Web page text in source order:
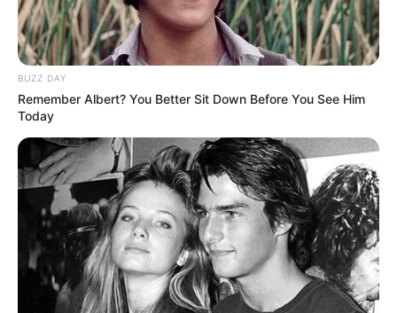
Vendredi 12 Avril 2024 à VINCENNES Réunion 1 PRIX
ARIEL – Trot attelé – 2850 mètres.
PRIX ARIEL le Pronostic PMU de
la presse du Quinté du jour de
BUZZ DAY
Remember Albert? You Better Sit Down Before You See Him
Today